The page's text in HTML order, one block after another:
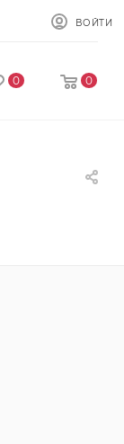
ВОЙТИ
0 0